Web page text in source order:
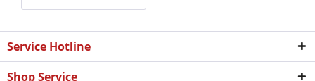
Service Hotline
Shop Service